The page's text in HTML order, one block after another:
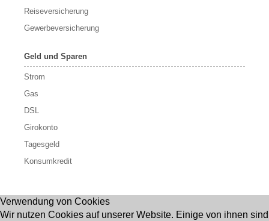
Reiseversicherung
Gewerbeversicherung
Geld und Sparen
Strom
Gas
DSL
Girokonto
Tagesgeld
Konsumkredit
Verwendung von Cookies
Wir nutzen Cookies auf unserer Website. Einige von ihnen sind